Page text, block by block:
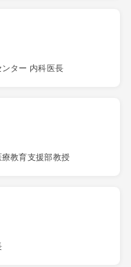
ター 内科医長
教育支援部教授